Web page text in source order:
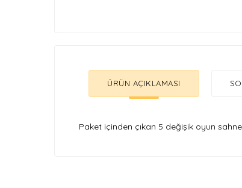
ÜRÜN AÇIKLAMASI
Paket içinden çıkan 5 değişik oyun